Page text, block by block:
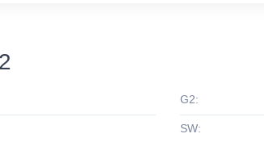
G2:
SW: